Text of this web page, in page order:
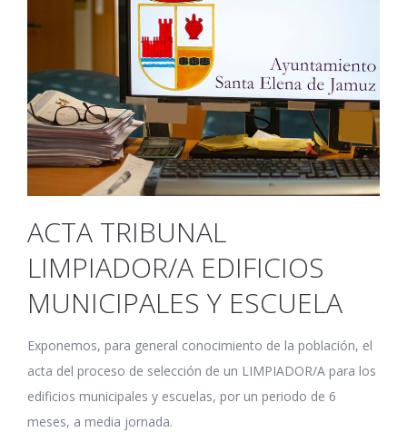
ACTA TRIBUNAL
LIMPIADOR/A EDIFICIOS
MUNICIPALES Y ESCUELA
Exponemos, para general conocimiento de la población, el
acta del proceso de selección de un LIMPIADOR/A para los
edificios municipales y escuelas, por un periodo de 6
meses, a media jornada.